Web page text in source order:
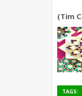
(Tim
TAGS: